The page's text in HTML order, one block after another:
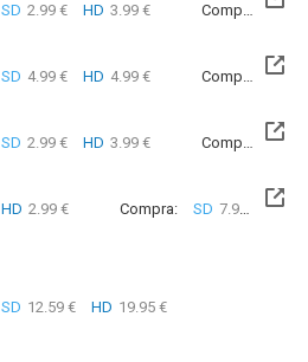
SD 2.99 € HD 3.99 € Compra: SD
SD 4.99 € HD 4.99 € Compra: SD
SD 2.99 € HD 3.99 € Compra: SD
HD 2.99 € Compra: SD 7.99 € HD
SD 12.59 € HD 19.95 €